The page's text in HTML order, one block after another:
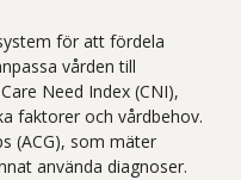
för att fördela
vården till
Need Index (CNI),
faktorer och vårdbehov.
(ACG), som mäter
använda diagnoser.